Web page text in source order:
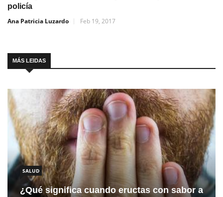
policía
Ana Patricia Luzardo
Feb 19, 2017
MÁS LEIDAS
SALUD
¿Qué significa cuando eructas con sabor a